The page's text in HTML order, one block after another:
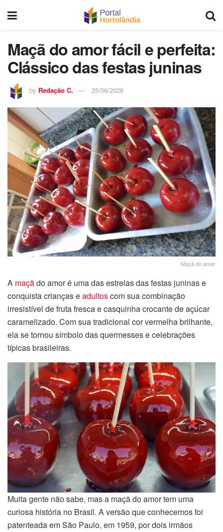
Maçã do amor fácil e perfeita:
Clássico das festas juninas
by Redação C. 25/06/2026
Maçã do amor
A maçãdo amor é uma das estrelas das festas juninas e
conquista crianças eadultoscom sua combinação
irresistível de fruta fresca e casquinha crocante de açúcar
caramelizado. Com sua tradicional cor vermelha brilhante,
ela se tornou símbolo das quermesses e celebrações
típicas brasileiras.
Muita gente não sabe, mas a maçã do amor tem uma
curiosa história no Brasil. A versão que conhecemos foi
patenteada em São Paulo, em 1959, por dois irmãos